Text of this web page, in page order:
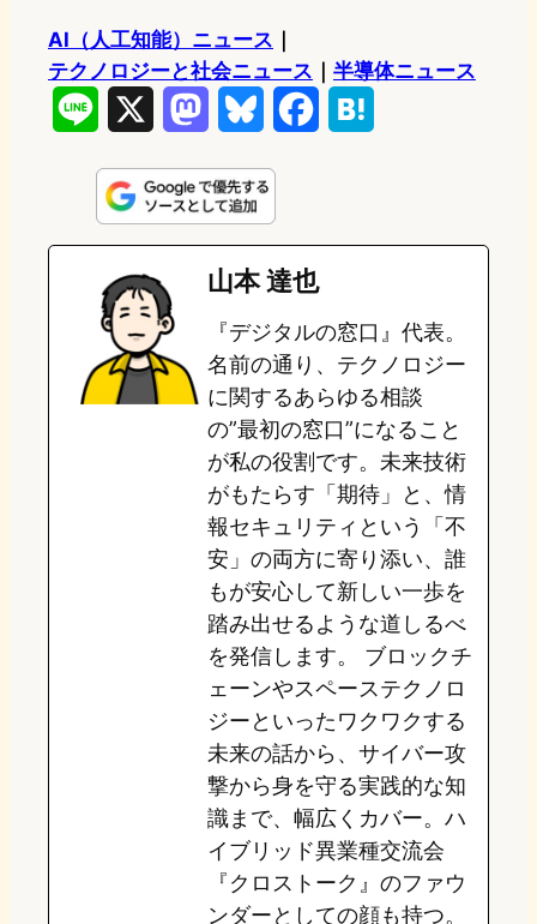
AI（人工知能）ニュース
テクノロジーと社会ニュース
半導体ニュース
n
e
s
t
o
o
n
u
e
s
k
e
b
o
o
k
e
a
山本 達也
『デジタルの窓口』代表。
名前の通り、テクノロジー
に関するあらゆる相談
の”最初の窓口”になること
が私の役割です。未来技術
がもたらす「期待」と、情
報セキュリティという「不
安」の両方に寄り添い、誰
もが安心して新しい一歩を
踏み出せるような道しるべ
を発信します。 ブロックチ
ェーンやスペーステクノロ
ジーといったワクワクする
未来の話から、サイバー攻
撃から身を守る実践的な知
識まで、幅広くカバー。ハ
イブリッド異業種交流会
『クロストーク』のファウ
ンダーとしての顔も持つ。